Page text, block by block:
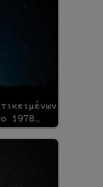
1978…